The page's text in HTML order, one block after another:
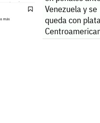
Venezuela y se
queda con